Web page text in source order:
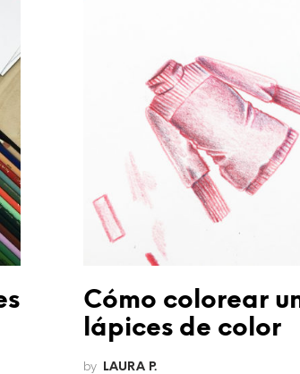
Cómo colorear
lápices de color
by LAURA P.